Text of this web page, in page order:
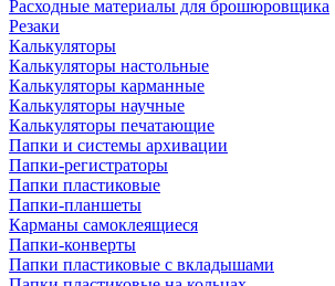
Расходные материалы для брошюровщика
Резаки
Калькуляторы
Калькуляторы настольные
Калькуляторы карманные
Калькуляторы научные
Калькуляторы печатающие
Папки и системы архивации
Папки-регистраторы
Папки пластиковые
Папки-планшеты
Карманы самоклеящиеся
Папки-конверты
Папки пластиковые с вкладышами